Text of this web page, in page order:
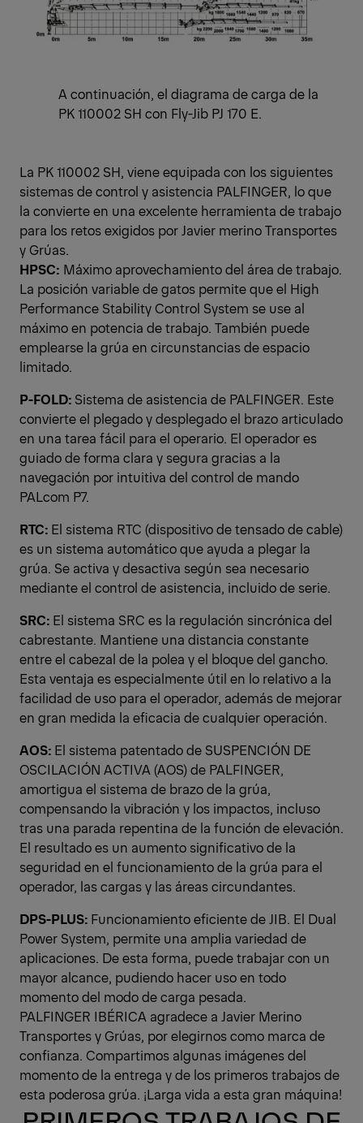
A continuación, el diagrama de carga de la
PK 110002 SH con Fly-Jib PJ 170 E.
La PK 110002 SH, viene equipada con los siguientes
sistemas de control y asistencia PALFINGER, lo que
la convierte en una excelente herramienta de trabajo
para los retos exigidos por Javier merino Transportes
y Grúas.
HPSC: Máximo aprovechamiento del área de trabajo.
La posición variable de gatos permite que el High
Performance Stability Control System se use al
máximo en potencia de trabajo. También puede
emplearse la grúa en circunstancias de espacio
limitado.
P-FOLD: Sistema de asistencia de PALFINGER. Este
convierte el plegado y desplegado el brazo articulado
en una tarea fácil para el operario. El operador es
guiado de forma clara y segura gracias a la
navegación por intuitiva del control de mando
PALcom P7.
RTC: El sistema RTC (dispositivo de tensado de cable)
es un sistema automático que ayuda a plegar la
grúa. Se activa y desactiva según sea necesario
mediante el control de asistencia, incluido de serie.
SRC: El sistema SRC es la regulación sincrónica del
cabrestante. Mantiene una distancia constante
entre el cabezal de la polea y el bloque del gancho.
Esta ventaja es especialmente útil en lo relativo a la
facilidad de uso para el operador, además de mejorar
en gran medida la eficacia de cualquier operación.
AOS: El sistema patentado de SUSPENCIÓN DE
OSCILACIÓN ACTIVA (AOS) de PALFINGER,
amortigua el sistema de brazo de la grúa,
compensando la vibración y los impactos, incluso
tras una parada repentina de la función de elevación.
El resultado es un aumento significativo de la
seguridad en el funcionamiento de la grúa para el
operador, las cargas y las áreas circundantes.
DPS-PLUS: Funcionamiento eficiente de JIB. El Dual
Power System, permite una amplia variedad de
aplicaciones. De esta forma, puede trabajar con un
mayor alcance, pudiendo hacer uso en todo
momento del modo de carga pesada.
PALFINGER IBÉRICA agradece a Javier Merino
Transportes y Grúas, por elegirnos como marca de
confianza. Compartimos algunas imágenes del
momento de la entrega y de los primeros trabajos de
esta poderosa grúa. ¡Larga vida a esta gran máquina!